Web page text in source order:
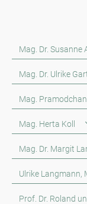
Mag. Dr. Susanne
Mag. Dr. Ulrike
Mag.
Mag. Herta Koll
Mag. Dr. Margit
Ulrike Langmann,
Prof. Dr. Roland